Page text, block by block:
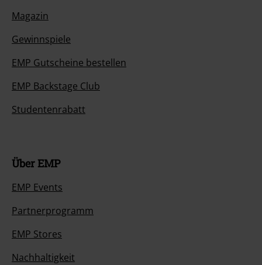
Magazin
Gewinnspiele
EMP Gutscheine bestellen
EMP Backstage Club
Studentenrabatt
Über EMP
EMP Events
Partnerprogramm
EMP Stores
Nachhaltigkeit